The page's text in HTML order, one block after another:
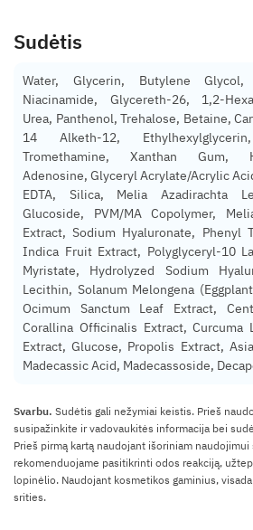
Sudėtis
Water, Glycerin, Butylene Glycol,
Niacinamide, Glycereth-26, 1,2-
Urea, Panthenol, Trehalose, Betaine,
14 Alketh-12,
Tromethamine, Xanthan Gum,
Adenosine, Glyceryl Acrylate/Acrylic
EDTA, Silica, Melia Azadirachta
Glucoside, PVM/MA Copolymer,
Extract, Sodium Hyaluronate, Phenyl
Indica Fruit Extract, Polyglyceryl-10
Myristate, Hydrolyzed Sodium
Lecithin, Solanum Melongena
Ocimum Sanctum Leaf Extract,
Corallina Officinalis Extract, Curcuma
Extract, Glucose, Propolis Extract,
Madecassic Acid, Madecassoside,
Svarbu. Sudėtis gali nežymiai keistis. Prieš
susipažinkite ir vadovaukitės informacija bei
Prieš pirmą kartą naudojant išoriniam
rekomenduojame pasitikrinti odos reakciją,
lopinėlio. Naudojant kosmetikos gaminius,
srities.